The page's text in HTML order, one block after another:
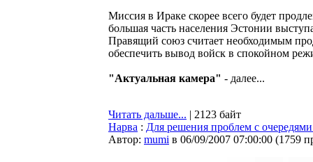
Миссия в Ираке скорее всего будет
большая часть населения Эстонии
Правящий союз считает необходимым
обеспечить вывод войск в спокойном
"Актуальная камера" - далее...
Читать дальше... | 2123 байт
Нарва : Для решения проблем с
Автор: mumi в 06/09/2007 07:00:00 (1759